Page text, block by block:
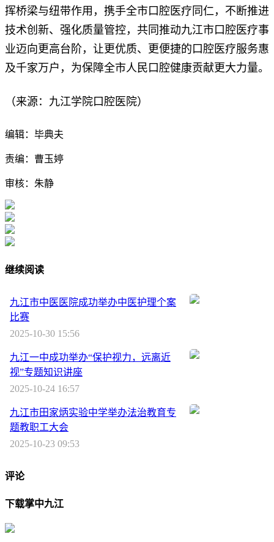
挥桥梁与纽带作用，携手全市口腔医疗同仁，不断推进
技术创新、强化质量管控，共同推动九江市口腔医疗事
业迈向更高台阶，让更优质、更便捷的口腔医疗服务惠
及千家万户，为保障全市人民口腔健康贡献更大力量。
（来源：九江学院口腔医院）
编辑：毕典夫
责编：曹玉婷
审核：朱静
继续阅读
九江市中医医院成功举办中医护理个案
比赛
2025-10-30 15:56
九江一中成功举办“保护视力，远离近
视”专题知识讲座
2025-10-24 16:57
九江市田家炳实验中学举办法治教育专
题教职工大会
2025-10-23 09:53
评论
下载掌中九江